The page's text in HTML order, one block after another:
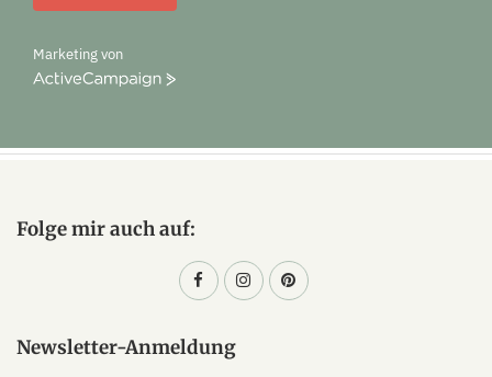
Marketing von
ActiveCampaign
Folge mir auch auf:
Newsletter-Anmeldung